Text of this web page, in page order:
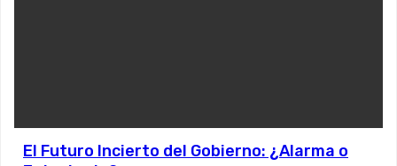
El Futuro Incierto del Gobierno: ¿Alarma o